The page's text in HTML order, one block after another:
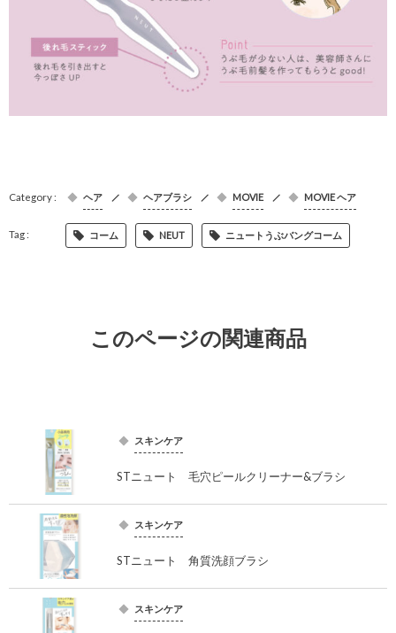
ヘア ヘアブラシ MOVIE MOVIE ヘア
コーム NEUT ニュートうぶバングコーム
このページの関連商品
スキンケア
STニュート 毛穴ピールクリーナー&ブラシ
スキンケア
STニュート 角質洗顔ブラシ
スキンケア